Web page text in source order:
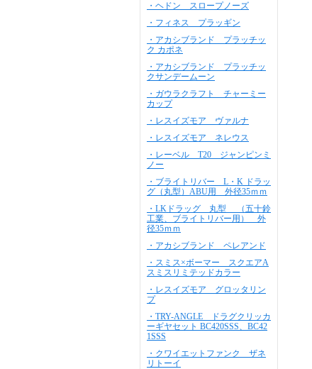
・ヘドン スロープノーズ
・フィネス プラッギン
・アカシブランド プラッチッ
ク カポネ
・アカシブランド プラッチッ
クサンデームーン
・ガウラクラフト チャーミー
カップ
・レスイズモア ヴァルナ
・レスイズモア ネレウス
・レーベル T20 ジャンピンミ
ノー
・ブライトリバー L・K ドラッ
グ（丸型）ABU用 外径35ｍｍ
・LKドラッグ 丸型 （五十鈴
工業、ブライトリバー用） 外
径35ｍｍ
・アカシブランド ペレアンド
・スミス×ボーマー スクエアA
スミスリミテッドカラー
・レスイズモア グロッタリン
プ
・TRY-ANGLE ドラグクリッカ
ーギヤセット BC420SSS、BC42
1SSS
・クワイエットファンク ザネ
リトーイ